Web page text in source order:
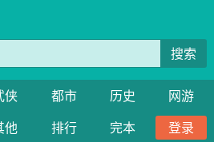
搜索
侠 都市 历史
网游
他 排行 完本
登录